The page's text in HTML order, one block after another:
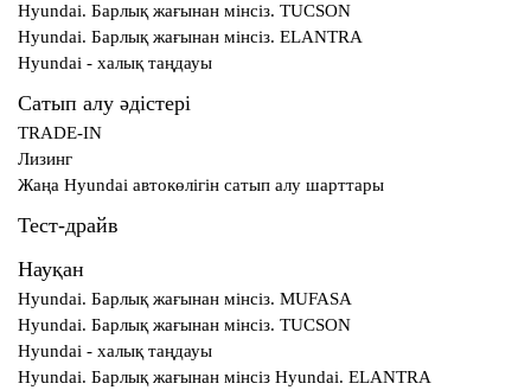
Hyundai. Барлық жағынан мінсіз. TUCSON
Hyundai. Барлық жағынан мінсіз. ELANTRA
Hyundai - халық таңдауы
Сатып алу әдістері
TRADE-IN
Лизинг
Жаңа Hyundai автокөлігін сатып алу шарттары
Тест-драйв
Науқан
Hyundai. Барлық жағынан мінсіз. MUFASA
Hyundai. Барлық жағынан мінсіз. TUCSON
Hyundai - халық таңдауы
Hyundai. Барлық жағынан мінсіз Hyundai. ELANTRA